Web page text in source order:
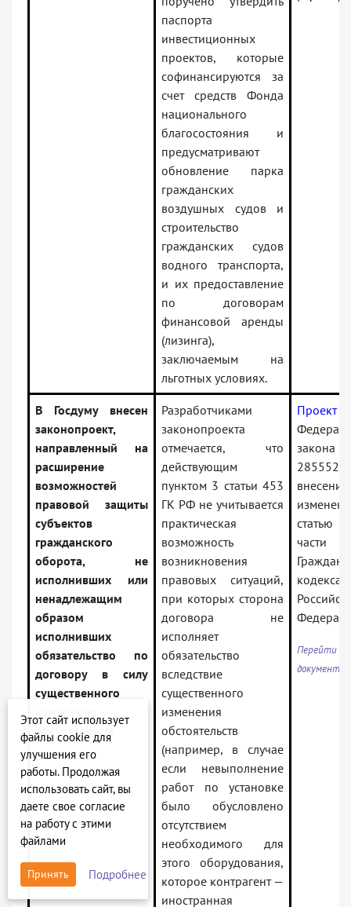
паспорта
инвестиционных
проектов, которые
софинансируются за
счет средств Фонда
национального
благосостояния и
предусматривают
обновление парка
гражданских
воздушных судов и
строительство
гражданских судов
водного транспорта,
и их предоставление
по договорам
финансовой аренды
(лизинга),
заключаемым на
льготных условиях.
В Госдуму внесен
законопроект,
направленный на
расширение
возможностей
правовой защиты
субъектов
гражданского
оборота, не
исполнивших или
ненадлежащим
образом
исполнивших
обязательство по
договору в силу
существенного
изменения
обстоятельств
Разработчиками
законопроекта
отмечается, что
действующим
пунктом 3 статьи 453
ГК РФ не учитывается
практическая
возможность
возникновения
правовых ситуаций,
при которых сторона
договора не
исполняет
обязательство
вследствие
существенного
изменения
обстоятельств
(например, в случае
если невыполнение
работ по установке
было обусловлено
отсутствием
необходимого для
этого оборудования,
которое контрагент —
иностранная
Проект
внесении
части
кодекса
документу
Этот сайт использует
файлы cookie для
улучшения его
работы. Продолжая
использовать сайт, вы
даете свое согласие
на работу с этими
файлами
Принять Подробнее